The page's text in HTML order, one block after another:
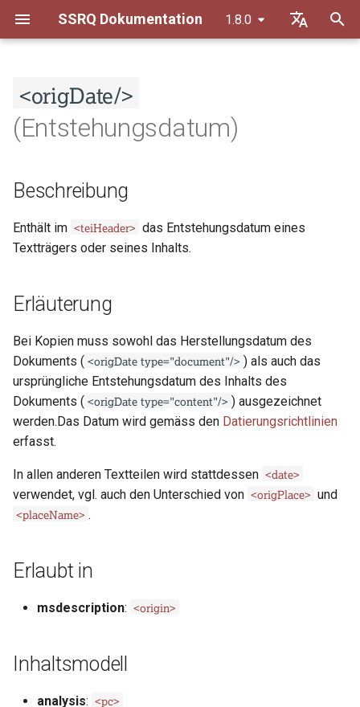
SSRQ Dokumentation 1.8.0
h
w
i
r
i
n
t
i
Transkriptionsrichtlinien
Inhaltliche Auszeichnung
Erschliessungsrichtlinien
Trennregeln
Beschreibung
Erlaubt in
Inhaltsmodell
@calendar
@from-custom
@notAfter-custom
@notBefore-custom
@type
Beispiele
Beispiel 2
Beispiel 3
<origDate/>
(Entstehungsdatum)
Beschreibung
Enthält im <teiHeader> das Entstehungsdatum eines
Textträgers oder seines Inhalts.
Erläuterung
Bei Kopien muss sowohl das Herstellungsdatum des
Dokuments ( <origDate type="document"/> ) als auch das
ursprüngliche Entstehungsdatum des Inhalts des
Dokuments ( <origDate type="content"/> ) ausgezeichnet
werden.Das Datum wird gemäss den Datierungsrichtlinien
erfasst.
In allen anderen Textteilen wird stattdessen <date>
verwendet, vgl. auch den Unterschied von <origPlace> und
<placeName> .
Erlaubt in
msdescription: <origin>
Inhaltsmodell
analysis: <pc>